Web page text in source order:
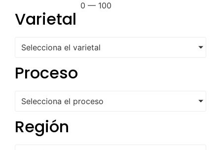
0 — 100
Varietal
Selecciona el varietal
Proceso
Selecciona el proceso
Región